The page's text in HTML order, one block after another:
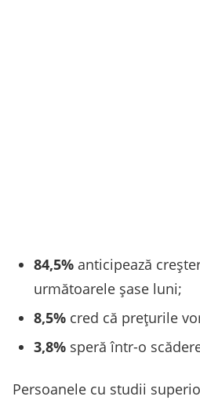
84,5% anticipează
următoarele șase luni;
8,5% cred că prețurile
3,8% speră într-o
Persoanele cu studii